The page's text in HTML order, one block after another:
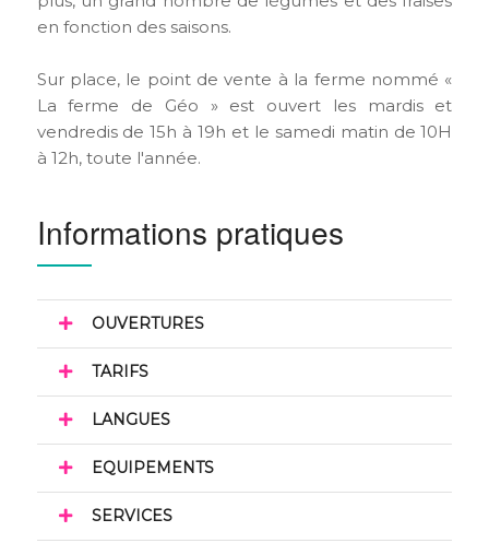
en fonction des saisons.
Sur place, le point de vente à la ferme nommé «
La ferme de Géo » est ouvert les mardis et
vendredis de 15h à 19h et le samedi matin de 10H
à 12h, toute l'année.
Informations pratiques
OUVERTURES
TARIFS
LANGUES
EQUIPEMENTS
SERVICES